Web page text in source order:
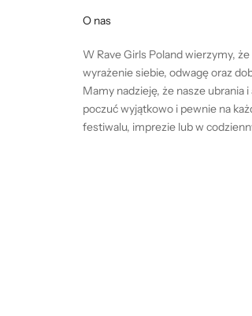
O nas
W Rave Girls Poland wierzymy,
wyrażenie siebie, odwagę oraz
Mamy nadzieję, że nasze ubrania
poczuć wyjątkowo i pewnie na
festiwalu, imprezie lub w